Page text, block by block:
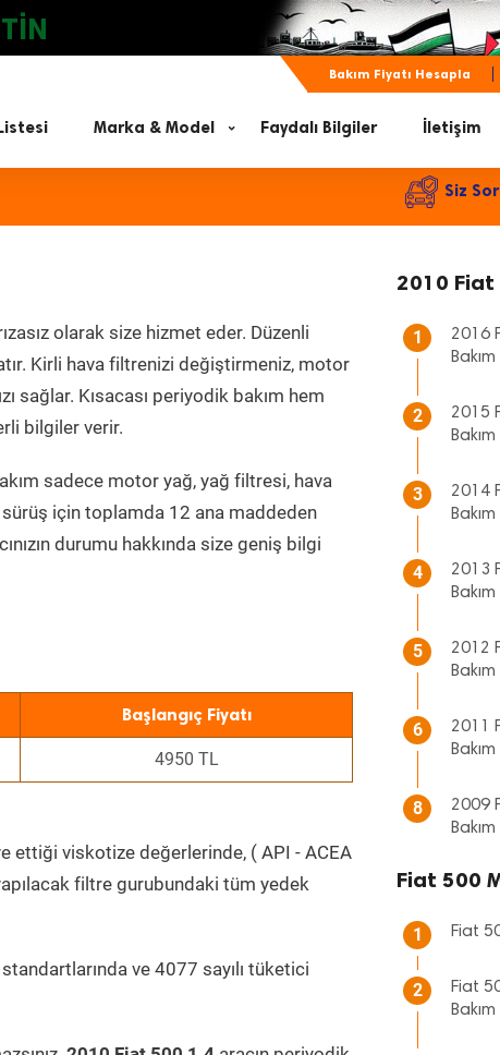
Bakım Fiyatı Hesapla
Marka & Model Faydalı Bilgiler İletişim
Siz
olarak size hizmet eder. Düzenli
Kirli hava filtrenizi değiştirmeniz, motor
sağlar. Kısacası periyodik bakım hem
bilgiler verir.
sadece motor yağ, yağ filtresi, hava
sürüş için toplamda 12 ana maddeden
durumu hakkında size geniş bilgi
Başlangıç Fiyatı
4950 TL
ettiği viskotize değerlerinde, ( API - ACEA
filtre gurubundaki tüm yedek
ve 4077 sayılı tüketici
2010 Fiat
1
2016
Bakım
2
2015
Bakım
3
2014
Bakım
4
2013
Bakım
5
2012
Bakım
6
2011
Bakım
8
2009
Bakım
Fiat 500
1 Fiat
2
Fiat
Bakım